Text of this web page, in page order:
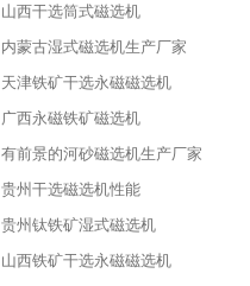
山西干选筒式磁选机
内蒙古湿式磁选机生产厂家
天津铁矿干选永磁磁选机
广西永磁铁矿磁选机
有前景的河砂磁选机生产厂家
贵州干选磁选机性能
贵州钛铁矿湿式磁选机
山西铁矿干选永磁磁选机